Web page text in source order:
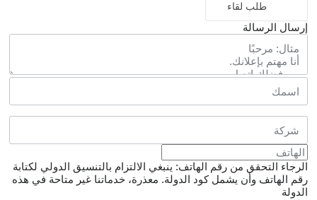
طلب لقاء
إرسال الرسالة
الرجاء التحقق من رقم الهاتف: ينبغي الالتزام بالتنسيق الدولي لكتابة
رقم الهاتف وأن يشمل كود الدولة. معذرة، خدماتنا غير متاحة في هذه
الدولة